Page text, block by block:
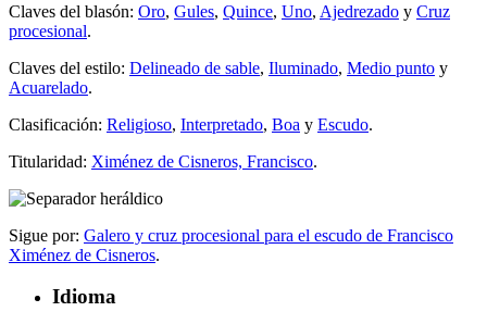
Claves del blasón: Oro, Gules, Quince, Uno, Ajedrezado y Cruz
procesional.
Claves del estilo: Delineado de sable, Iluminado, Medio punto y
Acuarelado.
Clasificación: Religioso, Interpretado, Boa y Escudo.
Titularidad: Ximénez de Cisneros, Francisco.
Sigue por: Galero y cruz procesional para el escudo de Francisco
Ximénez de Cisneros.
Idioma